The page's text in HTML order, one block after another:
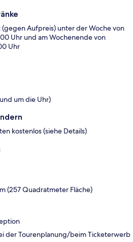
Aufpreis) unter der Woche von
Uhr und am Wochenende von
Uhr
um die Uhr)
kostenlos (siehe Details)
(257 Quadratmeter Fläche)
der Tourenplanung/beim Ticketerwerb